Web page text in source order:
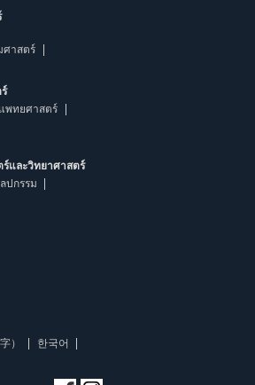
ศาสตร์
พทยศาสตร์
และวิทยาศาสตร์
ปกรรม
）
한국어